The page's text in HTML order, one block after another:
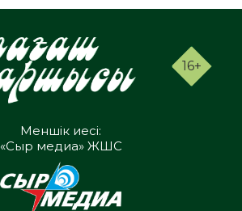
16+
Меншік иесі:
«Сыр медиа» ЖШС